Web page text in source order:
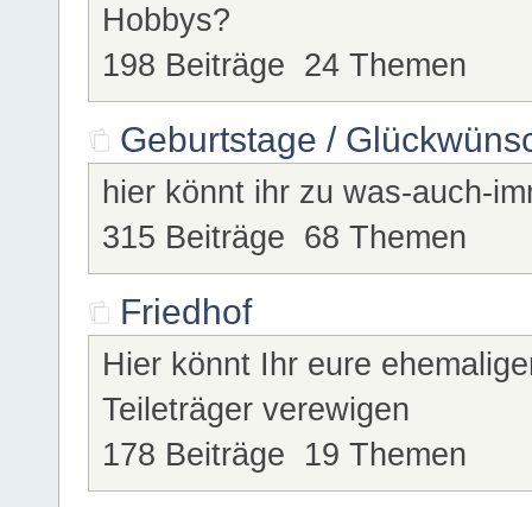
Hobbys?
198 Beiträge 24 Themen
Geburtstage /
hier könnt ihr zu was-auch-
315 Beiträge 68 Themen
Friedhof
Hier könnt Ihr eure
Teileträger verewigen
178 Beiträge 19 Themen